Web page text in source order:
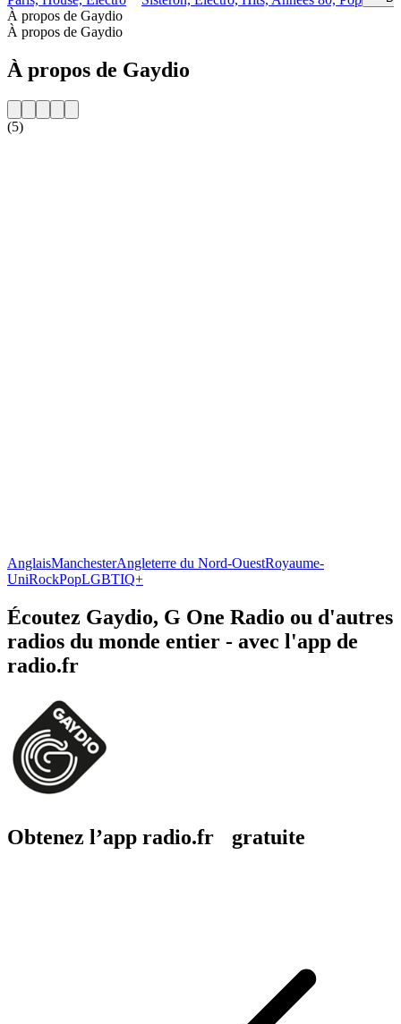
À propos de Gaydio
À propos de Gaydio
À propos de Gaydio
(5)
AnglaisManchesterAngleterre du Nord-OuestRoyaume-
UniRockPopLGBTIQ+
Écoutez Gaydio, G One Radio ou d'autres
radios du monde entier - avec l'app de
radio.fr
Obtenez l’app radio.fr gratuite